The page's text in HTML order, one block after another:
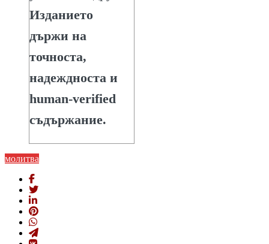
Изданието
държи на
точноста,
надеждноста и
human-verified
съдържание.
молитва